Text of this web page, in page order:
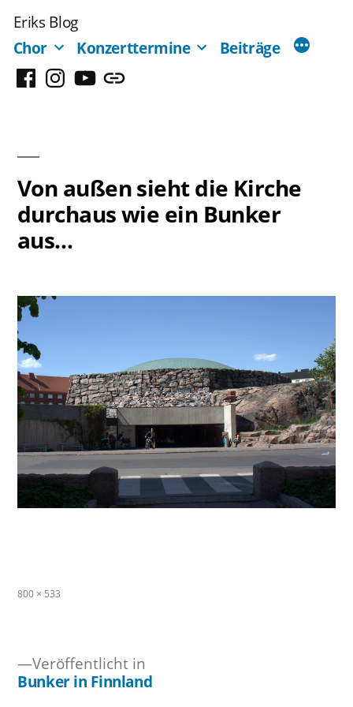
Inhalt
springen
Eriks Blog
Chor
Konzerttermine Beiträge
FacebookInstagram
YouTubeMastodon
Von außen sieht die Kirche
durchaus wie ein Bunker
aus…
Originalgröße
800 × 533
Veröffentlicht in
Bunker in Finnland